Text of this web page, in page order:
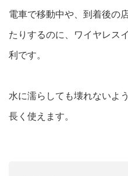
電車で移動中や、到着後の
たりするのに、ワイヤレス
利です。
水に濡らしても壊れないよ
長く使えます。